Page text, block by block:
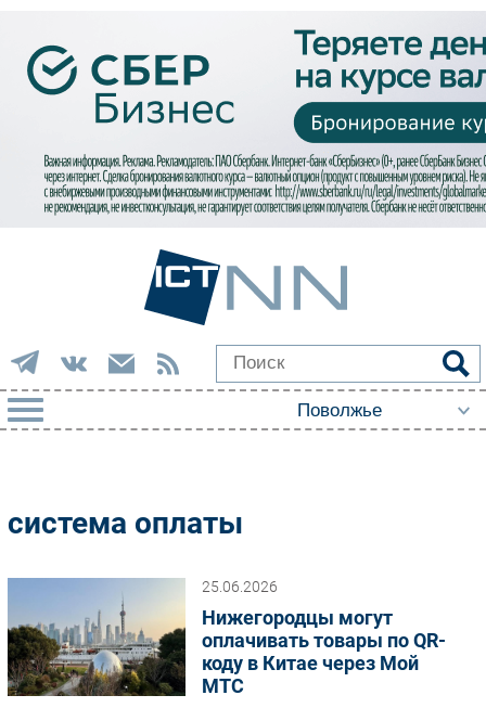
Импорто­замещение
Интернет
Мобильная связь
Фиксированная связь
Интеграция
Рынок ПК
система оплаты
25.06.2026
Нижегородцы могут
оплачивать товары по QR-
коду в Китае через Мой
МТС